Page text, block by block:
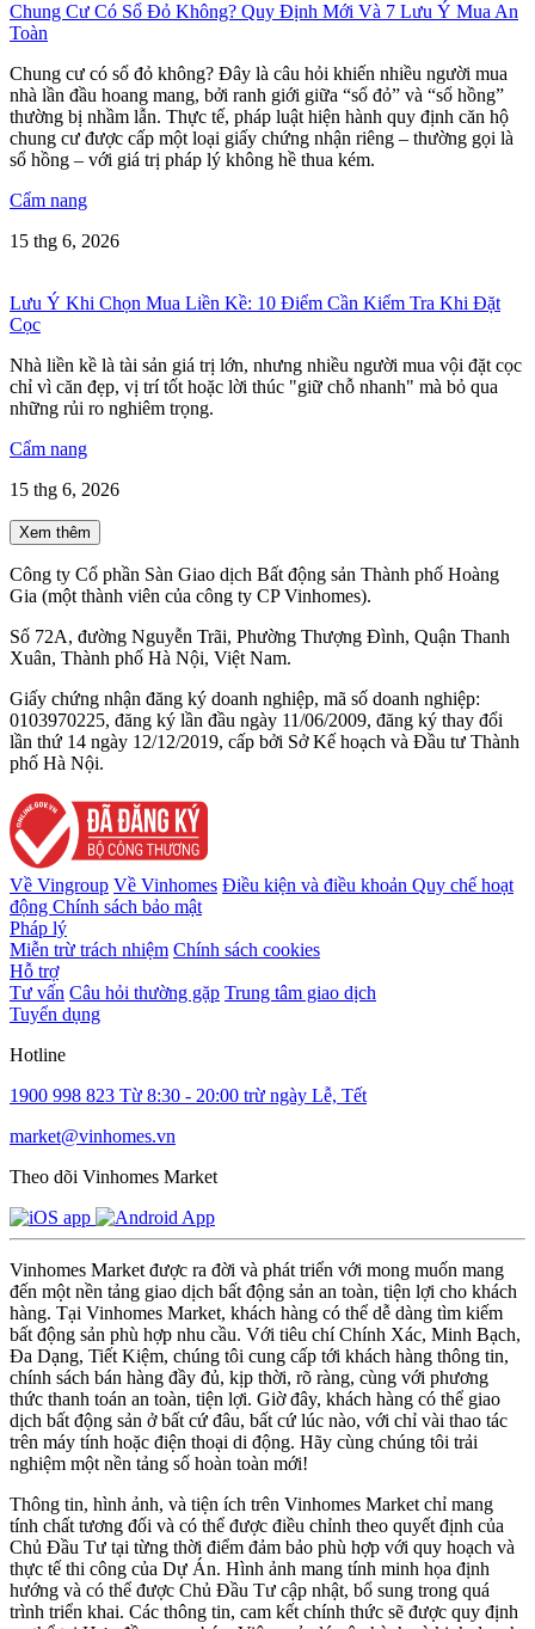
Chung Cư Có Sổ Đỏ Không? Quy Định Mới Và 7 Lưu Ý Mua An
Toàn
Chung cư có sổ đỏ không? Đây là câu hỏi khiến nhiều người mua
nhà lần đầu hoang mang, bởi ranh giới giữa “sổ đỏ” và “sổ hồng”
thường bị nhầm lẫn. Thực tế, pháp luật hiện hành quy định căn hộ
chung cư được cấp một loại giấy chứng nhận riêng – thường gọi là
sổ hồng – với giá trị pháp lý không hề thua kém.
Cẩm nang
15 thg 6, 2026
Lưu Ý Khi Chọn Mua Liền Kề: 10 Điểm Cần Kiểm Tra Khi Đặt
Cọc
Nhà liền kề là tài sản giá trị lớn, nhưng nhiều người mua vội đặt cọc
chỉ vì căn đẹp, vị trí tốt hoặc lời thúc "giữ chỗ nhanh" mà bỏ qua
những rủi ro nghiêm trọng.
Cẩm nang
15 thg 6, 2026
Xem thêm
Công ty Cổ phần Sàn Giao dịch Bất động sản Thành phố Hoàng
Gia (một thành viên của công ty CP Vinhomes).
Số 72A, đường Nguyễn Trãi, Phường Thượng Đình, Quận Thanh
Xuân, Thành phố Hà Nội, Việt Nam.
Giấy chứng nhận đăng ký doanh nghiệp, mã số doanh nghiệp:
0103970225, đăng ký lần đầu ngày 11/06/2009, đăng ký thay đổi
lần thứ 14 ngày 12/12/2019, cấp bởi Sở Kế hoạch và Đầu tư Thành
phố Hà Nội.
Về Vingroup Về Vinhomes Điều kiện và điều khoản Quy chế hoạt
động Chính sách bảo mật
Pháp lý
Miễn trừ trách nhiệm Chính sách cookies
Hỗ trợ
Tư vấn Câu hỏi thường gặp Trung tâm giao dịch
Tuyển dụng
Hotline
1900 998 823 Từ 8:30 - 20:00 trừ ngày Lễ, Tết
market@vinhomes.vn
Theo dõi Vinhomes Market
Vinhomes Market được ra đời và phát triển với mong muốn mang
đến một nền tảng giao dịch bất động sản an toàn, tiện lợi cho khách
hàng. Tại Vinhomes Market, khách hàng có thể dễ dàng tìm kiếm
bất động sản phù hợp nhu cầu. Với tiêu chí Chính Xác, Minh Bạch,
Đa Dạng, Tiết Kiệm, chúng tôi cung cấp tới khách hàng thông tin,
chính sách bán hàng đầy đủ, kịp thời, rõ ràng, cùng với phương
thức thanh toán an toàn, tiện lợi. Giờ đây, khách hàng có thể giao
dịch bất động sản ở bất cứ đâu, bất cứ lúc nào, với chỉ vài thao tác
trên máy tính hoặc điện thoại di động. Hãy cùng chúng tôi trải
nghiệm một nền tảng số hoàn toàn mới!
Thông tin, hình ảnh, và tiện ích trên Vinhomes Market chỉ mang
tính chất tương đối và có thể được điều chỉnh theo quyết định của
Chủ Đầu Tư tại từng thời điểm đảm bảo phù hợp với quy hoạch và
thực tế thi công của Dự Án. Hình ảnh mang tính minh họa định
hướng và có thể được Chủ Đầu Tư cập nhật, bổ sung trong quá
trình triển khai. Các thông tin, cam kết chính thức sẽ được quy định